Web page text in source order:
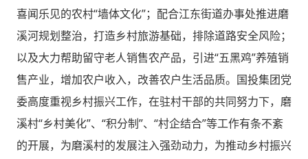
喜闻乐见的农村“墙体文化”；配合江东街道办事处推进磨
溪河规划整治，打造乡村旅游基础，排除道路安全风险；
以及大力帮助留守老人销售农产品，引进“五黑鸡”养殖销
售产业，增加农户收入，改善农户生活品质。国投集团党
委高度重视乡村振兴工作，在驻村干部的共同努力下，磨
溪村“乡村美化”、“积分制”、“村企结合”等工作有条不紊
的开展，为磨溪村的发展注入强劲动力，为推动乡村振兴